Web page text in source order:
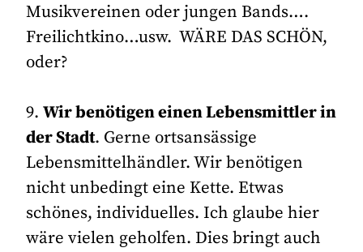
Musikvereinen oder jungen Bands….
Freilichtkino…usw. WÄRE DAS SCHÖN,
oder?
9.Wir benötigen einen Lebensmittler in
der Stadt. Gerne ortsansässige
Lebensmittelhändler. Wir benötigen
nicht unbedingt eine Kette. Etwas
schönes, individuelles. Ich glaube hier
wäre vielen geholfen. Dies bringt auch